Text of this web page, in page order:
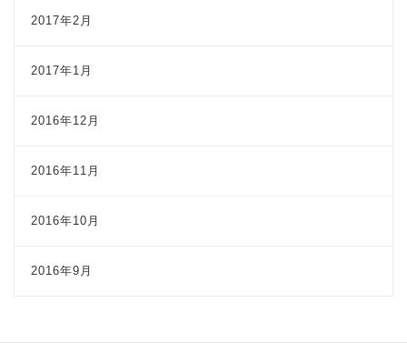
2017年2月
2017年1月
2016年12月
2016年11月
2016年10月
2016年9月